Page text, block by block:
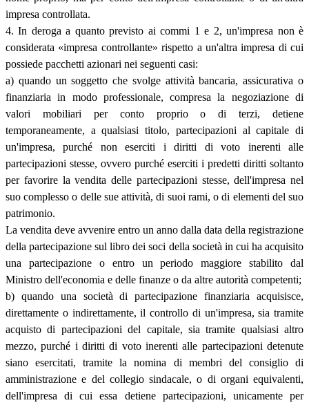
impresa controllata.
4. In deroga a quanto previsto ai commi 1 e 2, un'impresa non è
considerata «impresa controllante» rispetto a un'altra impresa di cui
possiede pacchetti azionari nei seguenti casi:
a) quando un soggetto che svolge attività bancaria, assicurativa o
finanziaria in modo professionale, compresa la negoziazione di
valori mobiliari per conto proprio o di terzi, detiene
temporaneamente, a qualsiasi titolo, partecipazioni al capitale di
un'impresa, purché non eserciti i diritti di voto inerenti alle
partecipazioni stesse, ovvero purché eserciti i predetti diritti soltanto
per favorire la vendita delle partecipazioni stesse, dell'impresa nel
suo complesso o delle sue attività, di suoi rami, o di elementi del suo
patrimonio.
La vendita deve avvenire entro un anno dalla data della registrazione
della partecipazione sul libro dei soci della società in cui ha acquisito
una partecipazione o entro un periodo maggiore stabilito dal
Ministro dell'economia e delle finanze o da altre autorità competenti;
b) quando una società di partecipazione finanziaria acquisisce,
direttamente o indirettamente, il controllo di un'impresa, sia tramite
acquisto di partecipazioni del capitale, sia tramite qualsiasi altro
mezzo, purché i diritti di voto inerenti alle partecipazioni detenute
siano esercitati, tramite la nomina di membri del consiglio di
amministrazione e del collegio sindacale, o di organi equivalenti,
dell'impresa di cui essa detiene partecipazioni, unicamente per